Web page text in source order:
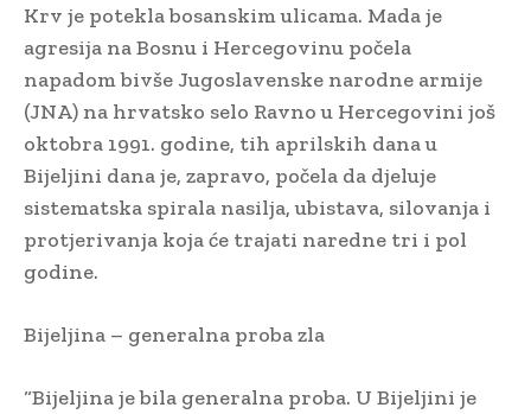
Krv je potekla bosanskim ulicama. Mada je
agresija na Bosnu i Hercegovinu počela
napadom bivše Jugoslavenske narodne armije
(JNA) na hrvatsko selo Ravno u Hercegovini još
oktobra 1991. godine, tih aprilskih dana u
Bijeljini dana je, zapravo, počela da djeluje
sistematska spirala nasilja, ubistava, silovanja i
protjerivanja koja će trajati naredne tri i pol
godine.
Bijeljina – generalna proba zla
“Bijeljina je bila generalna proba. U Bijeljini je